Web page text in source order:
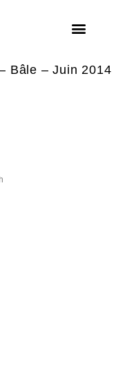
Bâle – Juin 2014